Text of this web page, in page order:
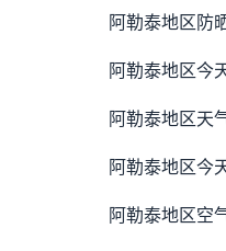
阿勒泰地区防
阿勒泰地区今
阿勒泰地区天
阿勒泰地区今
阿勒泰地区空